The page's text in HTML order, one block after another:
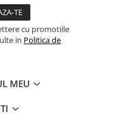
cu promotiile
in Politica de
MEU